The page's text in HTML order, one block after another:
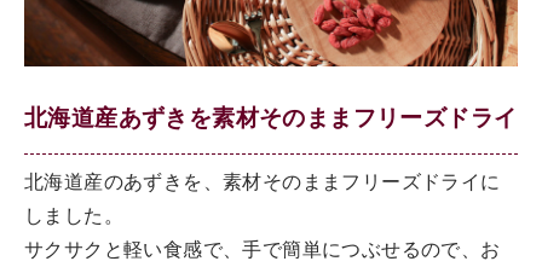
北海道産あずきを素材そのままフリーズドライ
北海道産のあずきを、素材そのままフリーズドライに
しました。
サクサクと軽い食感で、手で簡単につぶせるので、お